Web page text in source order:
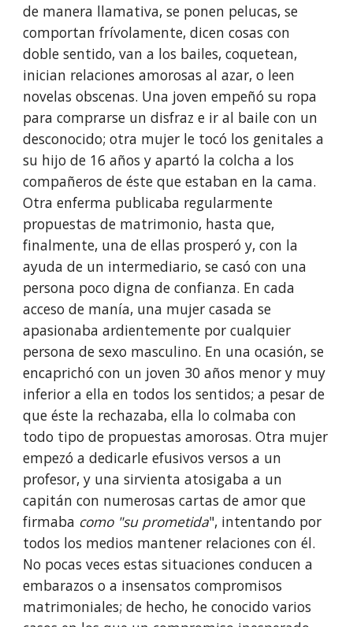
de manera llamativa, se ponen pelucas, se
comportan frívolamente, dicen cosas con
doble sentido, van a los bailes, coquetean,
inician relaciones amorosas al azar, o leen
novelas obscenas. Una joven empeñó su ropa
para comprarse un disfraz e ir al baile con un
desconocido; otra mujer le tocó los genitales a
su hijo de 16 años y apartó la colcha a los
compañeros de éste que estaban en la cama.
Otra enfer­ma publicaba regularmente
propuestas de matrimonio, hasta que,
finalmente, una de ellas prosperó y, con la
ayuda de un intermediario, se casó con una
persona poco digna de confianza. En cada
acceso de manía, una mujer casada se
apasionaba ardientemente por cualquier
persona de sexo masculino. En una ocasión, se
encaprichó con un joven 30 años menor y muy
inferior a ella en todos los sentidos; a pesar de
que éste la rechazaba, ella lo colmaba con
todo tipo de propuestas amorosas. Otra mujer
empezó a dedicarle efusivos versos a un
profesor, y una sirvienta atosigaba a un
capitán con numerosas cartas de amor que
firmaba como "su prometida", intentando por
todos los medios mantener relaciones con él.
No pocas veces estas situaciones con­ducen a
embarazos o a insensatos compromisos
matrimoniales; de hecho, he conocido varios